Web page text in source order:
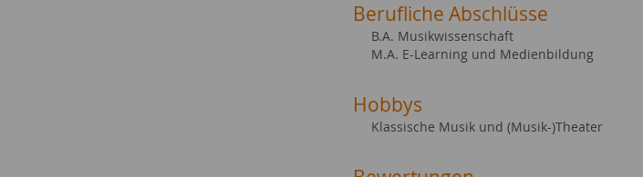
Berufliche Abschlüsse
B.A. Musikwissenschaft
M.A. E-Learning und Medienbildung
Hobbys
Klassische Musik und (Musik-)Theater